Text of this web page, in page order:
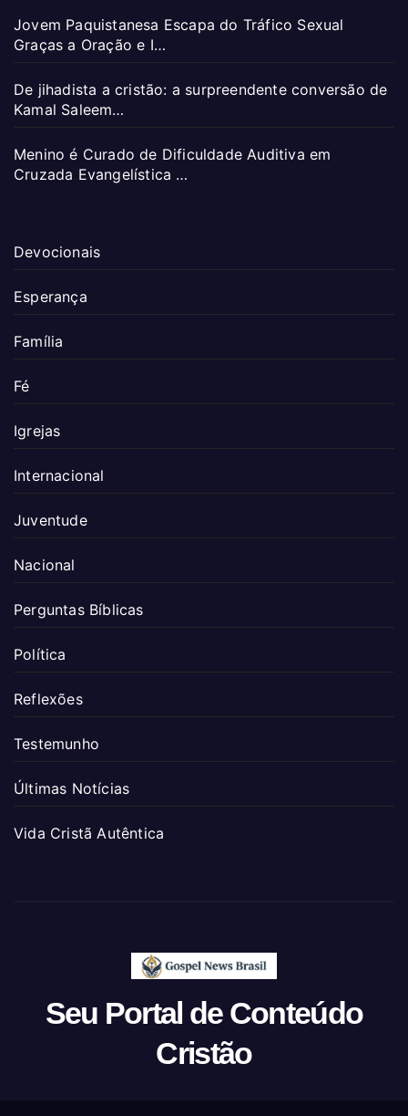
Jovem Paquistanesa Escapa do Tráfico Sexual
Graças a Oração e I…
De jihadista a cristão: a surpreendente conversão de
Kamal Saleem…
Menino é Curado de Dificuldade Auditiva em
Cruzada Evangelística …
Devocionais
Esperança
Família
Fé
Igrejas
Internacional
Juventude
Nacional
Perguntas Bíblicas
Política
Reflexões
Testemunho
Últimas Notícias
Vida Cristã Autêntica
Seu Portal de Conteúdo
Cristão